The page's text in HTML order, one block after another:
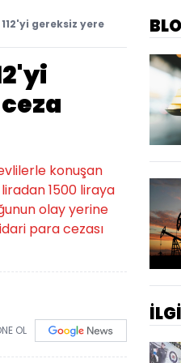
gereksiz yere
konuşan
1500 liraya
olay yerine
para cezası
OL